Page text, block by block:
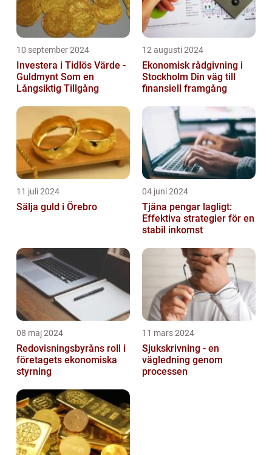
10 september 2024
Investera i Tidlös Värde -
Guldmynt Som en
Långsiktig Tillgång
12 augusti 2024
Ekonomisk rådgivning i
Stockholm Din väg till
finansiell framgång
11 juli 2024
Sälja guld i Örebro
04 juni 2024
Tjäna pengar lagligt:
Effektiva strategier för en
stabil inkomst
08 maj 2024
Redovisningsbyråns roll i
företagets ekonomiska
styrning
11 mars 2024
Sjukskrivning - en
vägledning genom
processen